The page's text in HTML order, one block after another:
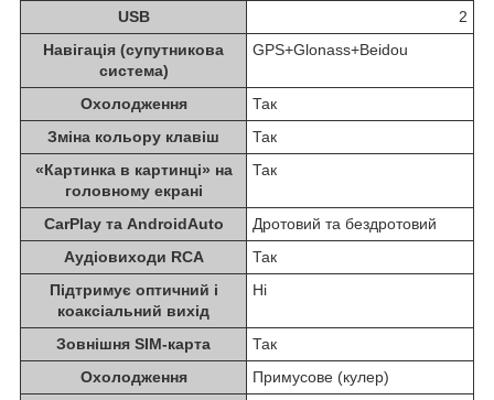
USB
2
Навігація (супутникова
система)
GPS+Glonass+Beidou
Охолодження
Так
Зміна кольору клавіш
Так
«Картинка в картинці» на
головному екрані
Так
CarPlay та AndroidAuto
Дротовий та бездротовий
Аудіовиходи RCA
Так
Підтримує оптичний і
коаксіальний вихід
Ні
Зовнішня SIM-карта
Так
Охолодження
Примусове (кулер)